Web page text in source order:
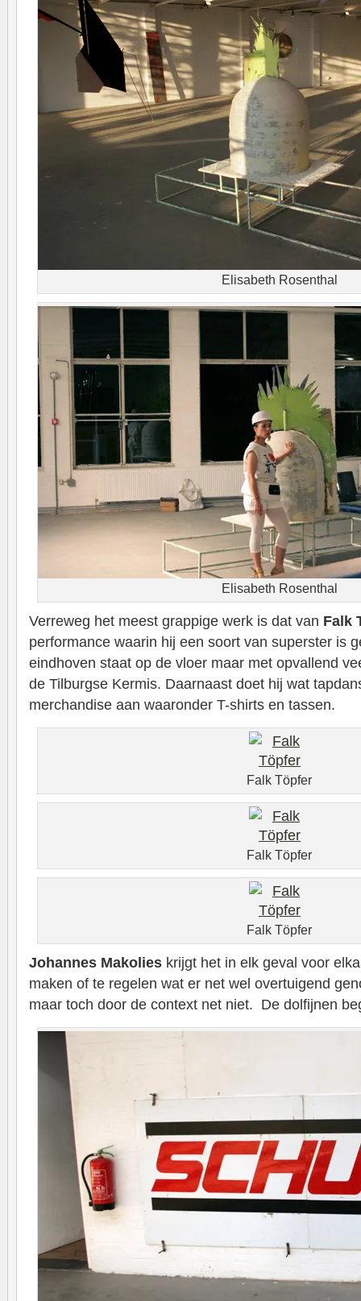
Elisabeth Rosenthal
Elisabeth Rosenthal
Verreweg het meest grappige werk is dat van Falk
performance waarin hij een soort van superster is
eindhoven staat op de vloer maar met opvallend
de Tilburgse Kermis. Daarnaast doet hij wat
merchandise aan waaronder T-shirts en tassen.
Falk Töpfer
Falk Töpfer
Falk Töpfer
Johannes Makolies krijgt het in elk geval voor
maken of te regelen wat er net wel overtuigend
maar toch door de context net niet. De dolfijnen